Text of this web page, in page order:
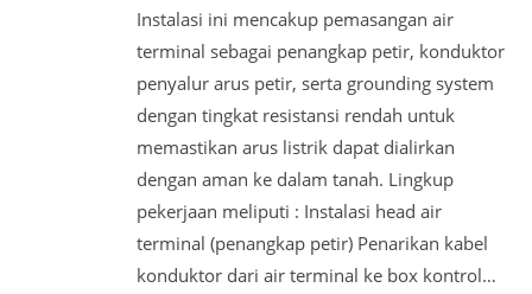
Instalasi ini mencakup pemasangan air
terminal sebagai penangkap petir, konduktor
penyalur arus petir, serta grounding system
dengan tingkat resistansi rendah untuk
memastikan arus listrik dapat dialirkan
dengan aman ke dalam tanah. Lingkup
pekerjaan meliputi : Instalasi head air
terminal (penangkap petir) Penarikan kabel
konduktor dari air terminal ke box kontrol…